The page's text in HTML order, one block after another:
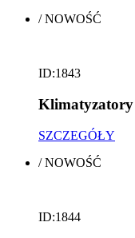
/NOWOŚĆ
ID:1843
SZCZEGÓŁY
/NOWOŚĆ
ID:1844